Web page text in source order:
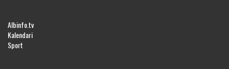
Albinfo.tv
Kalendari
Sport